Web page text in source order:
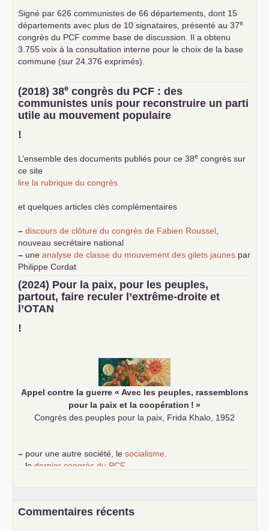
Signé par 626 communistes de 66 départements, dont 15
départements avec plus de 10 signataires, présenté au 37e
congrès du PCF comme base de discussion. Il a obtenu
3.755 voix à la consultation interne pour le choix de la base
commune (sur 24.376 exprimés).
(2018) 38e congrès du PCF : des
communistes unis pour reconstruire un parti
utile au mouvement populaire
!
L’ensemble des documents publiés pour ce 38e congrès sur
ce site
lire la rubrique du congrès
et quelques articles clés complémentaires
– discours de clôture du congrès de Fabien Roussel
nouveau secrétaire national
– une analyse de classe du mouvement des gilets jaunes par
Philippe Cordat
–
un texte de Jean-Claude Delaunay
le marxisme est la
science sociale de notre temps
–un appel proposé aux partis communistes et ouvrier
d’Europe
–
(2024) Pour la paix, pour les peuples,
partout, faire reculer l’extrême-droite et
l’OTAN
!
Appel contre la guerre « Avec les peuples, rassemblons
pour la paix et la coopération ! »
Congrès des peuples pour la paix, Frida Khalo, 1952
– pour une autre société, le socialisme
le dernier congrès du PCF
science sociale de notre temps
Commentaires récents